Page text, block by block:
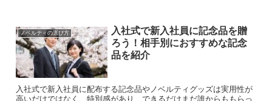
ノベルティの選び方
入社式で新入社員に記念品を贈
ろう！相手別におすすめな記念
品を紹介
入社式で新入社員に配布する記念品やノベルティグッズは実用性が
高いだけではなく、特別感があり、できるだけまだ誰からももらっ